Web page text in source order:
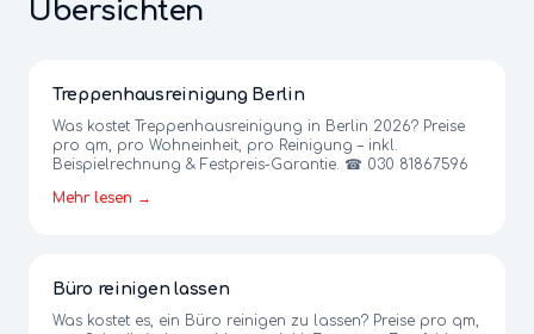
Übersichten
Treppenhausreinigung Berlin
Was kostet Treppenhausreinigung in Berlin 2026? Preise
pro qm, pro Wohneinheit, pro Reinigung – inkl.
Beispielrechnung & Festpreis-Garantie. ☎ 030 81867596
Mehr lesen →
Büro reinigen lassen
Was kostet es, ein Büro reinigen zu lassen? Preise pro qm,